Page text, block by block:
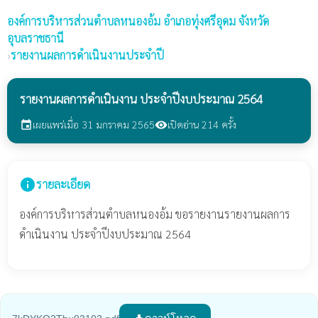
องค์การบริหารส่วนตำบลหนองอ้ม อำเภอทุ่งศรีอุดม จังหวัด
อุบลราชธานี
›รายงานผลการดำเนินงานประจำปี
รายงานผลการดำเนินงาน ประจำปีงบประมาณ 2564
eventเผยแพร่เมื่อ 31 มกราคม 2565visibilityเปิดอ่าน 214 ครั้ง
infoรายละเอียด
องค์การบริหารส่วนตำบลหนองอ้ม ขอรายงานรายงานผลการ
ดำเนินงาน ประจำปีงบประมาณ 2564